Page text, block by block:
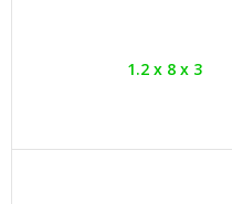
1.2 x 8 x 3